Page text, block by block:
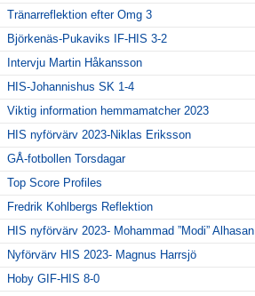
Tränarreflektion efter Omg 3
Björkenäs-Pukaviks IF-HIS 3-2
Intervju Martin Håkansson
HIS-Johannishus SK 1-4
Viktig information hemmamatcher 2023
HIS nyförvärv 2023-Niklas Eriksson
GÅ-fotbollen Torsdagar
Top Score Profiles
Fredrik Kohlbergs Reflektion
HIS nyförvärv 2023- Mohammad ”Modi” Alhasan
Nyförvärv HIS 2023- Magnus Harrsjö
Hoby GIF-HIS 8-0